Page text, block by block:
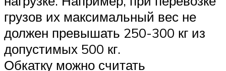
грузов их максимальный вес не
должен превышать 250-300 кг из
допустимых 500 кг.
Обкатку можно считать